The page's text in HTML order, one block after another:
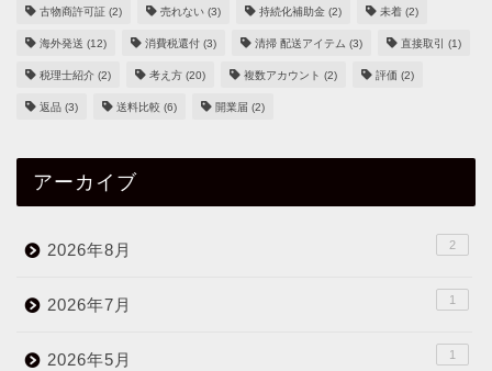
古物商許可証 (2) 売れない (3) 持続化補助金 (2) 未着 (2)
海外発送 (12) 消費税還付 (3) 清掃 配送アイテム (3) 直接取引 (1)
税理士紹介 (2) 考え方 (20) 複数アカウント (2) 評価 (2)
返品 (3) 送料比較 (6) 開業届 (2)
アーカイブ
2026年8月 2
2026年7月 1
2026年5月 1